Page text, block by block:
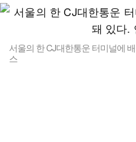
서울의 한 CJ대한통운 터미널에
스